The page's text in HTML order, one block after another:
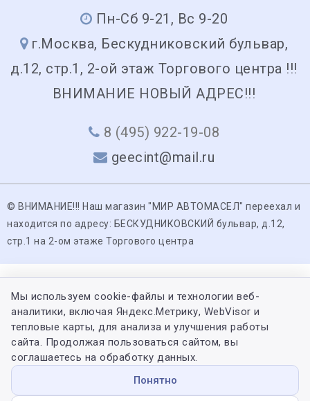
Пн-Сб 9-21, Вс 9-20
г.Москва, Бескудниковский бульвар,
д.12, стр.1, 2-ой этаж Торгового центра !!!
ВНИМАНИЕ НОВЫЙ АДРЕС!!!
8 (495) 922-19-08
geecint@mail.ru
© ВНИМАНИЕ!!! Наш магазин "МИР АВТОМАСЕЛ" переехал и
находится по адресу: БЕСКУДНИКОВСКИЙ бульвар, д.12,
стр.1 на 2-ом этаже Торгового центра
Мы используем cookie-файлы и технологии веб-
аналитики, включая Яндекс.Метрику, WebVisor и
тепловые карты, для анализа и улучшения работы
сайта. Продолжая пользоваться сайтом, вы
соглашаетесь на обработку данных.
Понятно